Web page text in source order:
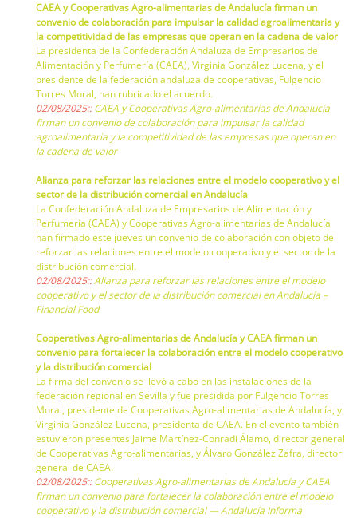
CAEA y Cooperativas Agro-alimentarias de Andalucía firman un
convenio de colaboración para impulsar la calidad agroalimentaria y
la competitividad de las empresas que operan en la cadena de valor
La presidenta de la Confederación Andaluza de Empresarios de
Alimentación y Perfumería (CAEA), Virginia González Lucena, y el
presidente de la federación andaluza de cooperativas, Fulgencio
Torres Moral, han rubricado el acuerdo.
02/08/2025::CAEA y Cooperativas Agro-alimentarias de Andalucía
firman un convenio de colaboración para impulsar la calidad
agroalimentaria y la competitividad de las empresas que operan en
la cadena de valor
Alianza para reforzar las relaciones entre el modelo cooperativo y el
sector de la distribución comercial en Andalucía
La Confederación Andaluza de Empresarios de Alimentación y
Perfumería (CAEA) y Cooperativas Agro-alimentarias de Andalucía
han firmado este jueves un convenio de colaboración con objeto de
reforzar las relaciones entre el modelo cooperativo y el sector de la
distribución comercial.
02/08/2025::Alianza para reforzar las relaciones entre el modelo
cooperativo y el sector de la distribución comercial en Andalucía –
Financial Food
Cooperativas Agro-alimentarias de Andalucía y CAEA firman un
convenio para fortalecer la colaboración entre el modelo cooperativo
y la distribución comercial
La firma del convenio se llevó a cabo en las instalaciones de la
federación regional en Sevilla y fue presidida por Fulgencio Torres
Moral, presidente de Cooperativas Agro-alimentarias de Andalucía, y
Virginia González Lucena, presidenta de CAEA. En el evento también
estuvieron presentes Jaime Martínez-Conradi Álamo, director general
de Cooperativas Agro-alimentarias, y Álvaro González Zafra, director
general de CAEA.
02/08/2025::Cooperativas Agro-alimentarias de Andalucía y CAEA
firman un convenio para fortalecer la colaboración entre el modelo
cooperativo y la distribución comercial — Andalucía Informa